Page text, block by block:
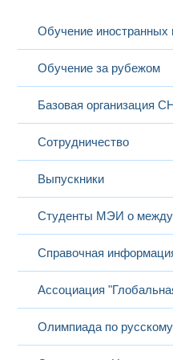
Обучение иностранных
Обучение за рубежом
Базовая организация
Сотрудничество
Выпускники
Студенты МЭИ о
Справочная
Ассоциация
Олимпиада по